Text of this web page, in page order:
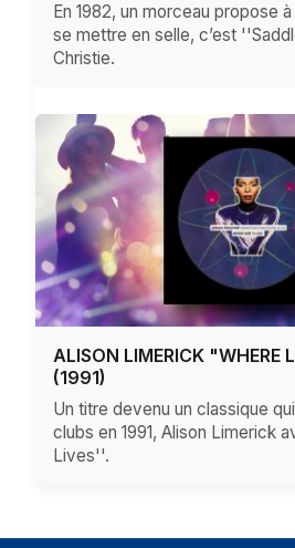
En 1982, un morceau propose
se mettre en selle, c’est
Christie.
ALISON LIMERICK "WHERE
(1991)
Un titre devenu un classique
clubs en 1991, Alison Limerick
Lives''.